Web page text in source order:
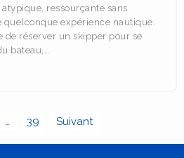
ressourçante sans
quelconque expérience nautique.
de réserver un skipper pour se
bateau,…
… 39 Suivant